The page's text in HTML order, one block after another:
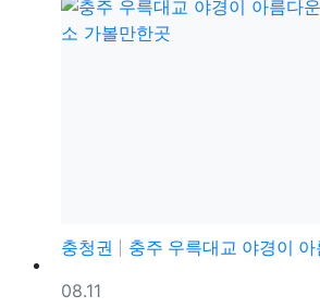
충청권
충주 우륵대교 야경이 아름다운 노
등록일
08.11